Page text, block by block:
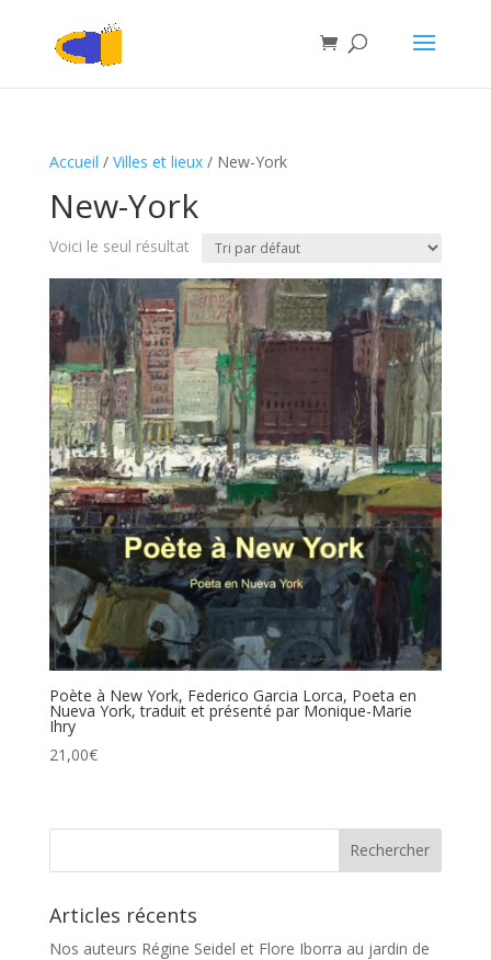
Accueil / Villes et lieux/ New-York
New-York
Voici le seul résultat
Poète à New York, Federico Garcia Lorca, Poeta en
Nueva York, traduit et présenté par Monique-Marie
Ihry
21,00€
Articles récents
Nos auteurs Régine Seidel et Flore Iborra au jardin de